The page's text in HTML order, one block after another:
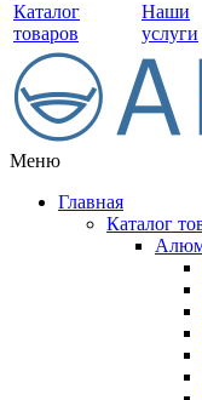
Каталог
товаров
Наши
услуги
Меню
Главная
Каталог